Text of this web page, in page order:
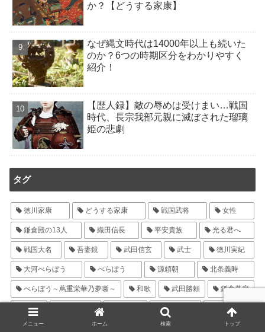
か？【どうする家康】
なぜ縄文時代は14000年以上も続いた
のか？6つの時期区分をわかりやすく
紹介！
【歴人録】敵の辱めは受けまい…戦国
時代、長宗我部元親に滅ぼされた瑠璃
姫の悲劇
タグ
徳川家康 どうする家康 戦国武将 女性
鎌倉殿の13人 織田信長 平安貴族 光る君へ
戦国大名 吾妻鏡 武田信玄 武士 徳川実紀
大河べらぼう べらぼう 源頼朝 北条義時
べらぼう～蔦重栄華乃夢噺～ 和歌 武田勝頼 鎌倉幕府
結婚 北条政子 豊臣秀吉
鎌倉武士 酒井忠次 蔦屋重三郎 まひろ
メニュー ホーム 検索 トップ